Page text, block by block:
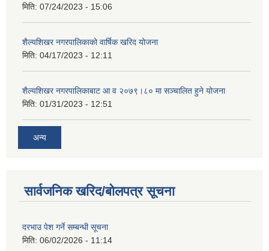
मिति: 07/24/2023 - 15:06
शैल्यशिखर नगरपालिकाको वार्षिक खरिद योजना
मिति: 04/17/2023 - 12:11
शैल्यशिखर नगरपालिकाबाट आ व २०७९।८० मा सञ्चालित हुने योजना
मिति: 01/31/2023 - 12:51
अन्य
सार्वजनिक खरिद/बोलपत्र सूचना
दरभाउ पेश गर्ने सम्बन्धी सूचना
मिति: 06/02/2026 - 11:14